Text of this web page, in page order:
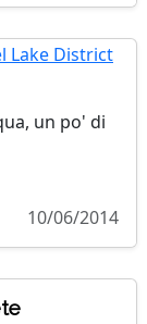
un po' di
10/06/2014